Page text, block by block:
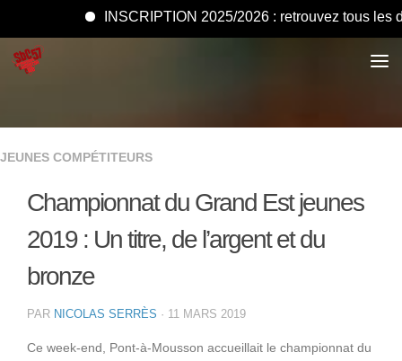
INSCRIPTION 2025/2026 : retrouvez tous les
JEUNES COMPÉTITEURS
Championnat du Grand Est jeunes
2019 : Un titre, de l’argent et du
bronze
PAR NICOLAS SERRÈS · 11 MARS 2019
Ce week-end, Pont-à-Mousson accueillait le championnat du